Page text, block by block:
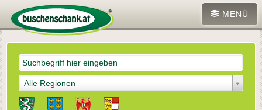
MENÜ
Alle Regionen